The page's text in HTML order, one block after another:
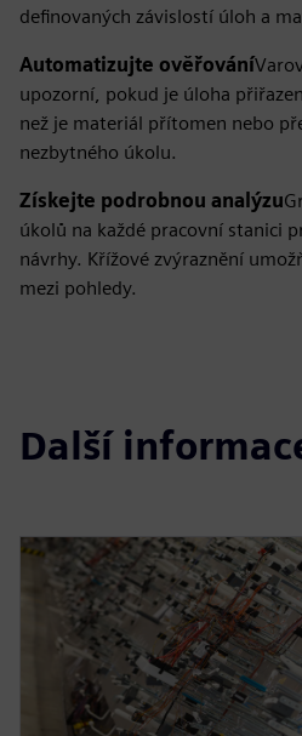
definovaných závislostí úloh a
Automatizujte ověřování
upozorní, pokud je úloha
než je materiál přítomen nebo
nezbytného úkolu.
Získejte podrobnou analýzu
úkolů na každé pracovní stanici
návrhy. Křížové zvýraznění
mezi pohledy.
Další